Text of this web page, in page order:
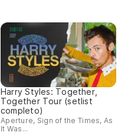
Harry Styles: Together,
Together Tour (setlist
completo)
Aperture, Sign of the Times, As
It Was...